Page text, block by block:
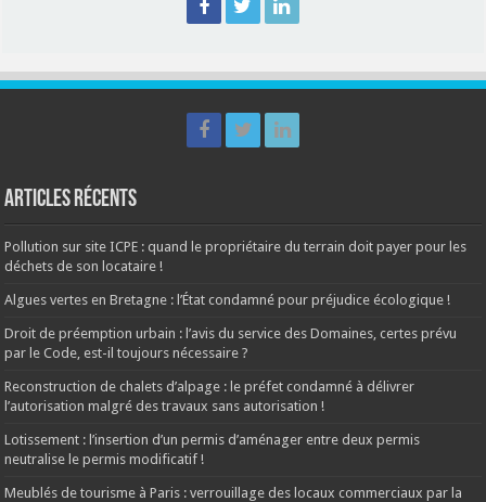
Articles récents
Pollution sur site ICPE : quand le propriétaire du terrain doit payer pour les
déchets de son locataire !
Algues vertes en Bretagne : l’État condamné pour préjudice écologique !
Droit de préemption urbain : l’avis du service des Domaines, certes prévu
par le Code, est-il toujours nécessaire ?
Reconstruction de chalets d’alpage : le préfet condamné à délivrer
l’autorisation malgré des travaux sans autorisation !
Lotissement : l’insertion d’un permis d’aménager entre deux permis
neutralise le permis modificatif !
Meublés de tourisme à Paris : verrouillage des locaux commerciaux par la